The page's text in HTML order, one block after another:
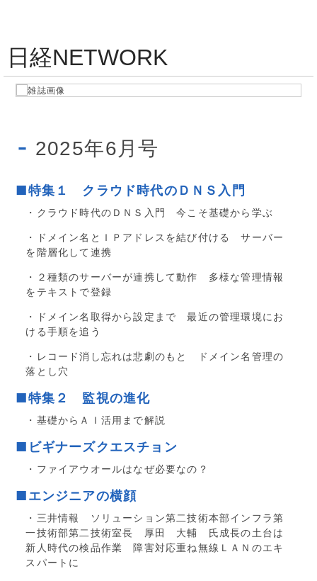
日経NETWORK
2025年6月号
■特集１ クラウド時代のＤＮＳ入門
・クラウド時代のＤＮＳ入門 今こそ基礎から学ぶ
・ドメイン名とＩＰアドレスを結び付ける サーバー
を階層化して連携
・２種類のサーバーが連携して動作 多様な管理情報
をテキストで登録
・ドメイン名取得から設定まで 最近の管理環境にお
ける手順を追う
・レコード消し忘れは悲劇のもと ドメイン名管理の
落とし穴
■特集２ 監視の進化
・基礎からＡＩ活用まで解説
■ビギナーズクエスチョン
・ファイアウオールはなぜ必要なの？
■エンジニアの横顔
・三井情報 ソリューション第二技術本部インフラ第
一技術部第二技術室長 厚田 大輔 氏成長の土台は
新人時代の検品作業 障害対応重ね無線ＬＡＮのエキ
スパートに